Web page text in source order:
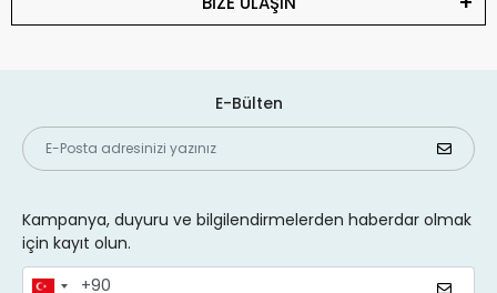
E-Bülten
Kampanya, duyuru ve bilgilendirmelerden haberdar olmak
için kayıt olun.